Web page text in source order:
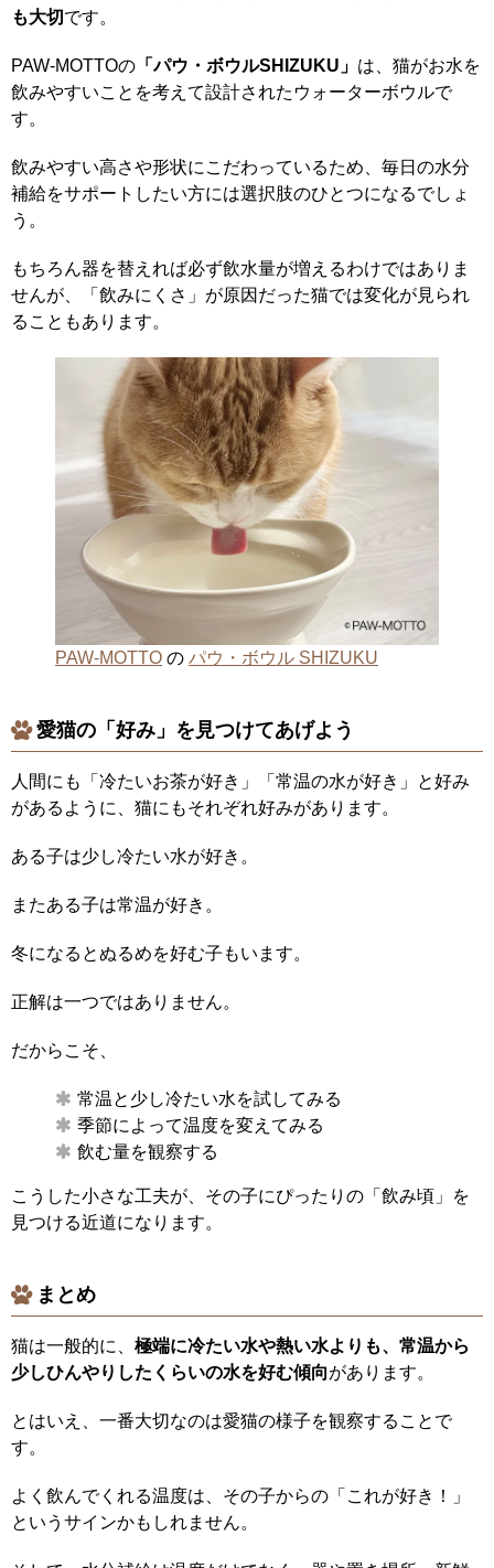
も大切です。
PAW-MOTTOの 「パウ・ボウルSHIZUKU」 は、猫がお水を
飲みやすいことを考えて設計されたウォーターボウルで
す。
飲みやすい高さや形状にこだわっているため、毎日の水分
補給をサポートしたい方には選択肢のひとつになるでしょ
う。
もちろん器を替えれば必ず飲水量が増えるわけではありま
せんが、「飲みにくさ」が原因だった猫では変化が見られ
ることもあります。
PAW-MOTTO の パウ・ボウル SHIZUKU
愛猫の「好み」を見つけてあげよう
人間にも「冷たいお茶が好き」「常温の水が好き」と好み
があるように、猫にもそれぞれ好みがあります。
ある子は少し冷たい水が好き。
またある子は常温が好き。
冬になるとぬるめを好む子もいます。
正解は一つではありません。
だからこそ、
常温と少し冷たい水を試してみる
季節によって温度を変えてみる
飲む量を観察する
こうした小さな工夫が、その子にぴったりの「飲み頃」を
見つける近道になります。
まとめ
猫は一般的に、 極端に冷たい水や熱い水よりも、常温から
少しひんやりしたくらいの水を好む傾向があります。
とはいえ、一番大切なのは愛猫の様子を観察することで
す。
よく飲んでくれる温度は、その子からの「これが好き！」
というサインかもしれません。